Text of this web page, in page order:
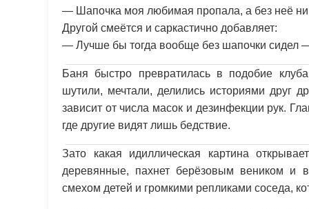
— Шапочка моя любимая пропала, а без неё
Другой смеётся и саркастично добавляет:
— Лучше бы тогда вообще без шапочки сидел
Баня быстро превратилась в подобие
шутили, мечтали, делились историями друг
зависит от числа масок и дезинфекции рук.
где другие видят лишь бедствие.
Зато какая идиллическая картина
деревянные, пахнет берёзовым веником и
смехом детей и громкими репликами соседа,